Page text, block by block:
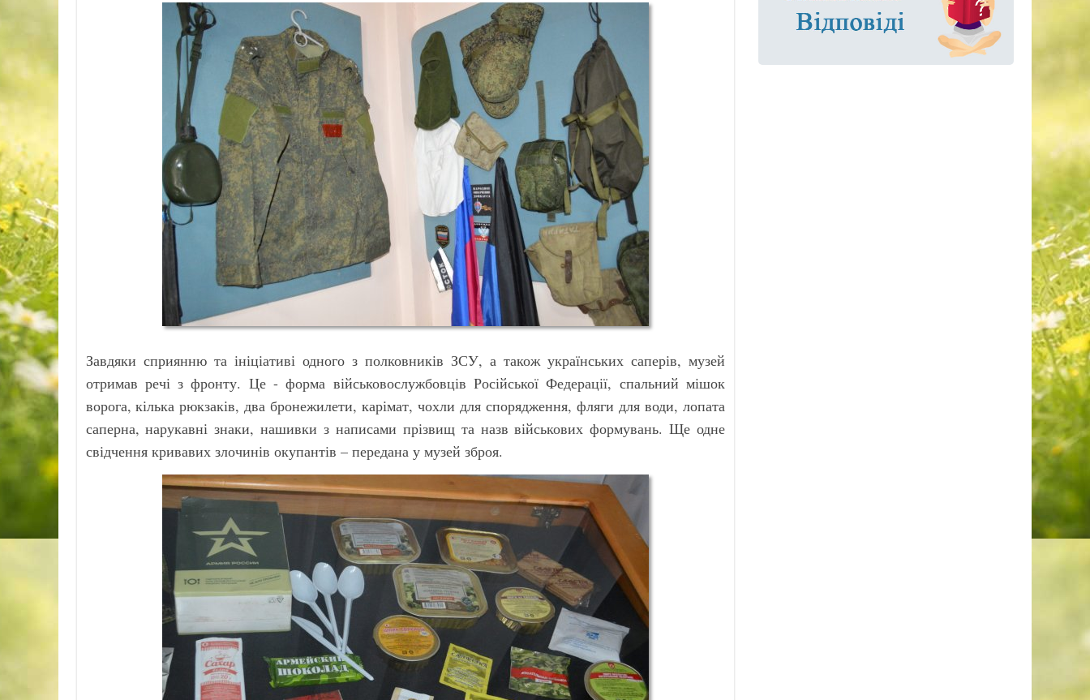
Завдяки сприянню та ініціативі одного з полковників ЗСУ, а також українських саперів, музей
отримав речі з фронту. Це - форма військовослужбовців Російської Федерації, спальний мішок
ворога, кілька рюкзаків, два бронежилети, карімат, чохли для спорядження, фляги для води, лопата
саперна, нарукавні знаки, нашивки з написами прізвищ та назв військових формувань. Ще одне
свідчення кривавих злочинів окупантів – передана у музей зброя.